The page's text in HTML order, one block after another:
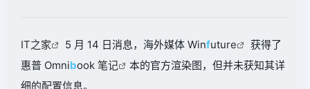
IT之家 5 月 14 日消息，海外媒体 Winfuture
获得了
惠普 Omnibook 笔记 本的官方渲染图，但并未获知其详
细的配置信息。